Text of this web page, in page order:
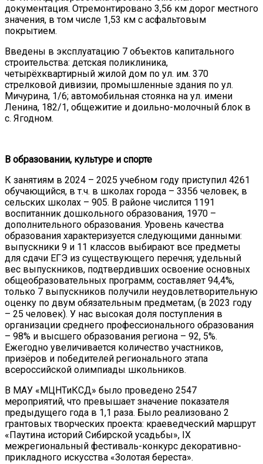
документация. Отремонтировано 3,56 км дорог местного
значения, в том числе 1,53 км с асфальтовым
покрытием.
Введены в эксплуатацию 7 объектов капитального
строительства: детская поликлиника,
четырёхквартирный жилой дом по ул. им. 370
стрелковой дивизии, промышленные здания по ул.
Мичурина, 1/6; автомобильная стоянка на ул. имени
Ленина, 182/1, общежитие и доильно-молочный блок в
с. Ягодном.
В образовании, культуре и спорте
К занятиям в 2024 – 2025 учебном году приступил 4261
обучающийся, в т.ч. в школах города – 3356 человек, в
сельских школах – 905. В районе числится 1191
воспитанник дошкольного образования, 1970 –
дополнительного образования. Уровень качества
образования характеризуется следующими данными:
выпускники 9 и 11 классов выбирают все предметы
для сдачи ЕГЭ из существующего перечня; удельный
вес выпускников, подтвердивших освоение основных
общеобразовательных программ, составляет 94,4%,
только 7 выпускников получили неудовлетворительную
оценку по двум обязательным предметам, (в 2023 году
– 25 человек). У нас высокая доля поступления в
организации среднего профессионального образования
– 98% и высшего образования региона – 92, 5%.
Ежегодно увеличивается количество участников,
призёров и победителей регионального этапа
всероссийской олимпиады школьников.
В МАУ «МЦНТиКСД» было проведено 2547
мероприятий, что превышает значение показателя
предыдущего года в 1,1 раза. Было реализовано 2
грантовых творческих проекта: краеведческий маршрут
«Паутина историй Сибирской усадьбы», IX
межрегиональный фестиваль-конкурс декоративно-
прикладного искусства «Золотая береста».